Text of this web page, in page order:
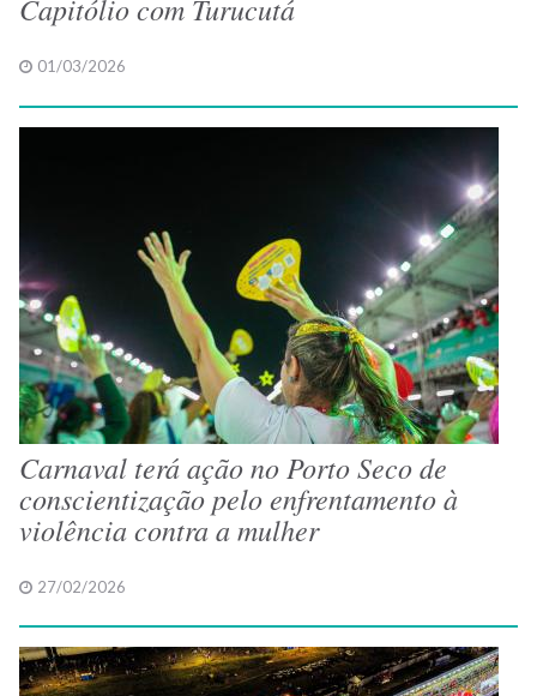
Capitólio com Turucutá
01/03/2026
Carnaval terá ação no Porto Seco de
conscientização pelo enfrentamento à
violência contra a mulher
27/02/2026